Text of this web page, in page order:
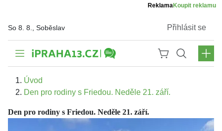
ReklamaKoupit reklamu
So 8. 8., Soběslav Přihlásit se
Úvod
Den pro rodiny s Friedou. Neděle 21. září.
Den pro rodiny s Friedou. Neděle 21. září.